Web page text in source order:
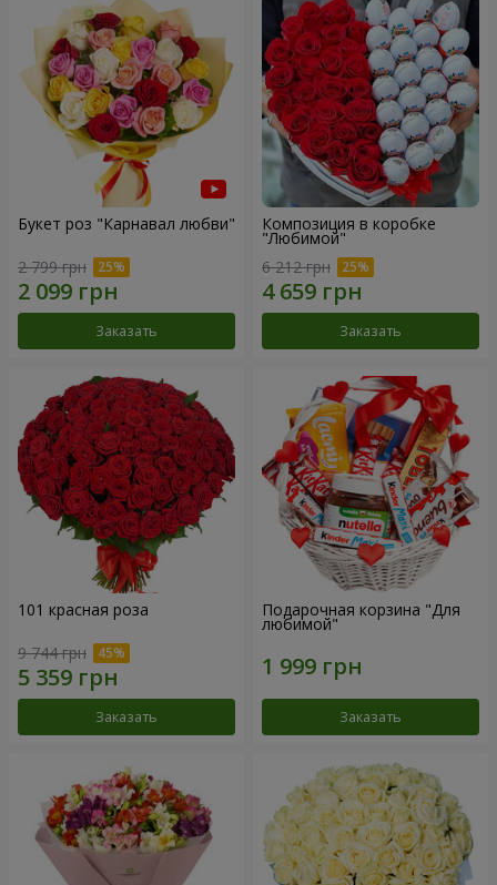
Букет роз "Карнавал любви"
2 799 грн
Заказать
Композиция в коробке
"Любимой"
6 212 грн
Заказать
101 красная роза
9 744 грн
Заказать
Подарочная корзина "Для
любимой"
Заказать